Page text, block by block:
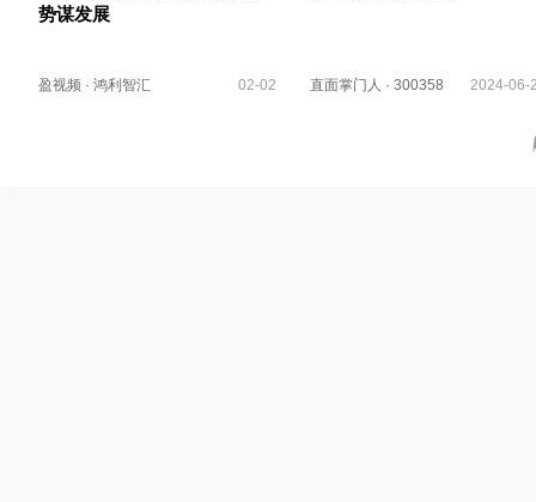
势谋发展
盈视频 · 鸿利智汇 02-02 直面掌门人 · 300358 2024-06-